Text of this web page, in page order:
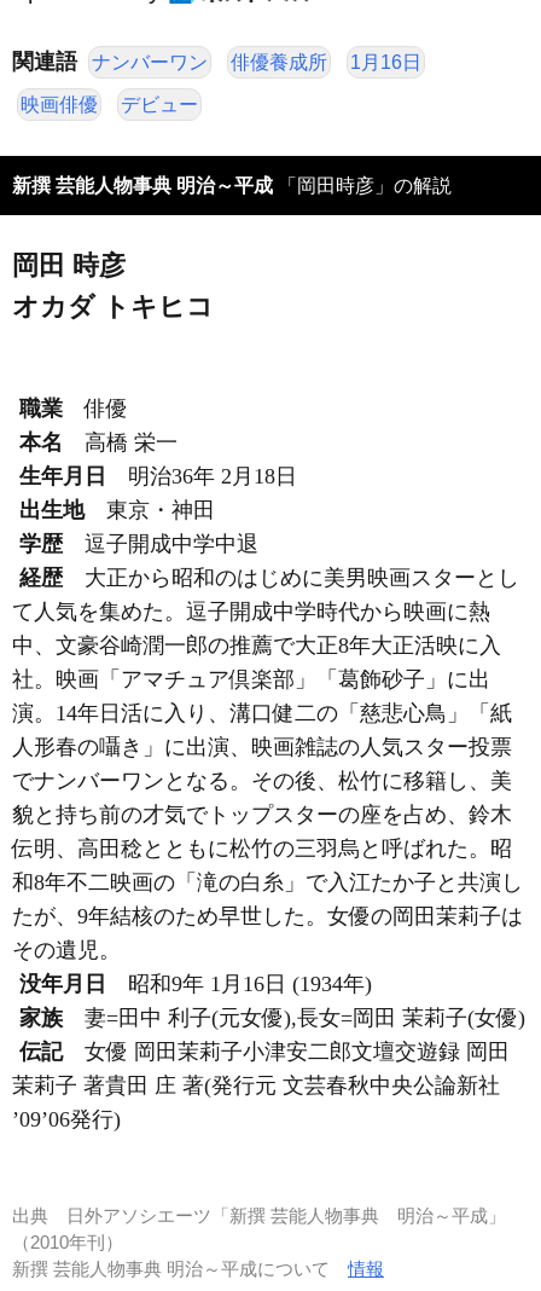
関連語 ナンバーワン 俳優養成所 1月16日
映画俳優 デビュー
新撰 芸能人物事典 明治～平成 「岡田時彦」の解説
岡田 時彦
オカダ トキヒコ
職業
俳優
本名
高橋 栄一
生年月日
明治36年 2月18日
出生地
東京・神田
学歴
逗子開成中学中退
経歴
大正から昭和のはじめに美男映画スターとし
て人気を集めた。逗子開成中学時代から映画に熱
中、文豪谷崎潤一郎の推薦で大正8年大正活映に入
社。映画「アマチュア倶楽部」「葛飾砂子」に出
演。14年日活に入り、溝口健二の「慈悲心鳥」「紙
人形春の囁き」に出演、映画雑誌の人気スター投票
でナンバーワンとなる。その後、松竹に移籍し、美
貌と持ち前の才気でトップスターの座を占め、鈴木
伝明、高田稔とともに松竹の三羽烏と呼ばれた。昭
和8年不二映画の「滝の白糸」で入江たか子と共演し
たが、9年結核のため早世した。女優の岡田茉莉子は
その遺児。
没年月日
昭和9年 1月16日 (1934年)
家族
妻=田中 利子(元女優),長女=岡田 茉莉子(女優)
伝記
女優 岡田茉莉子小津安二郎文壇交遊録 岡田
茉莉子 著貴田 庄 著(発行元 文芸春秋中央公論新社
’09’06発行)
出典
日外アソシエーツ「新撰 芸能人物事典 明治～平成」
（2010年刊）
新撰 芸能人物事典 明治～平成について情報